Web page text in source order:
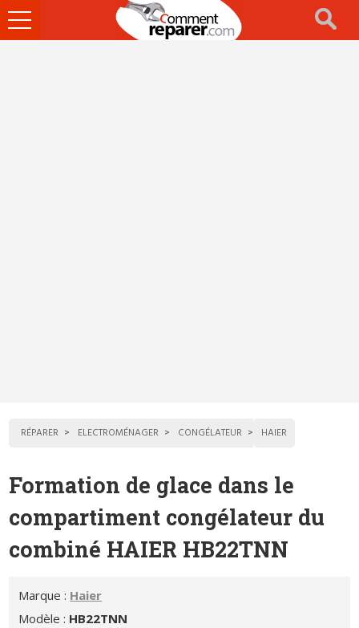
Ouvrir
le
RÉPARER ELECTROMÉNAGER CONGÉLATEUR HAIER
Formation de glace dans le
compartiment congélateur du
combiné HAIER HB22TNN
Marque : Haier
Modèle : HB22TNN